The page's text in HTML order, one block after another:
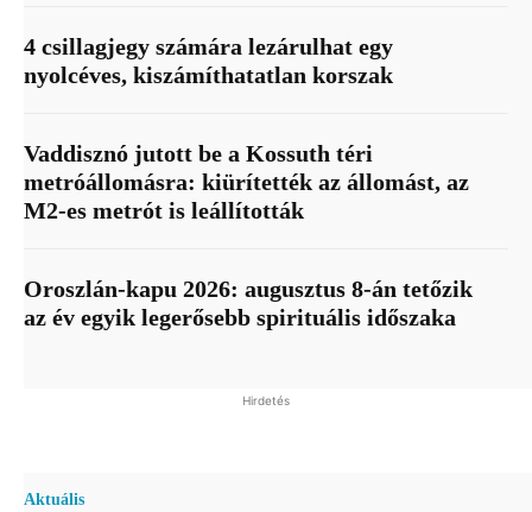
4 csillagjegy számára lezárulhat egy
nyolcéves, kiszámíthatatlan korszak
Vaddisznó jutott be a Kossuth téri
metróállomásra: kiürítették az állomást, az
M2-es metrót is leállították
Oroszlán-kapu 2026: augusztus 8-án tetőzik
az év egyik legerősebb spirituális időszaka
Hirdetés
Aktuális